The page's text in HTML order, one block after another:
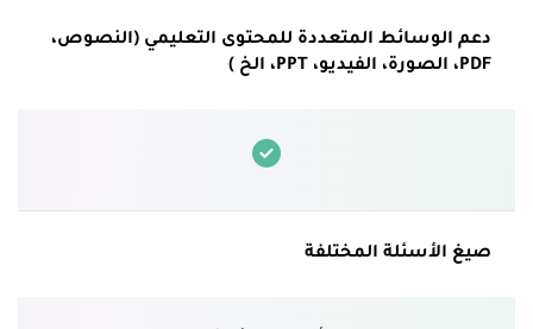
دعم الوسائط المتعددة للمحتوى التعليمي (النصوص،
PDF، الصورة، الفيديو، PPT، الخ )
صيغ الأسئلة المختلفة